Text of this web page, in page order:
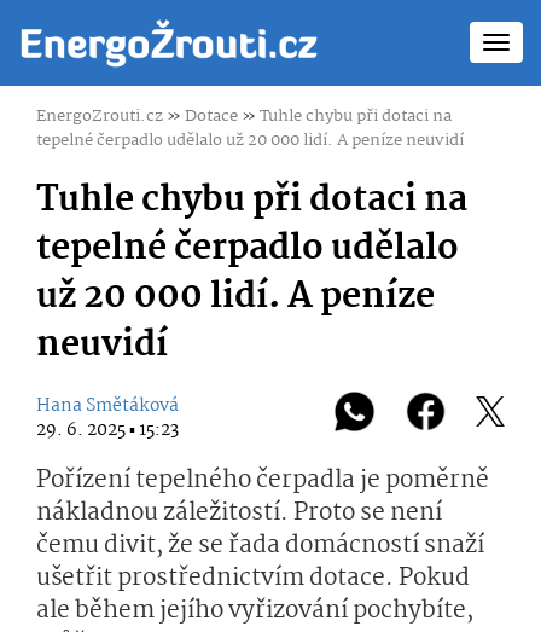
EnergoZrouti.cz»Dotace»Tuhle chybu při dotaci na
tepelné čerpadlo udělalo už 20 000 lidí. A peníze neuvidí
Tuhle chybu při dotaci na
tepelné čerpadlo udělalo
už 20 000 lidí. A peníze
neuvidí
Hana Smětáková
29. 6. 2025 ▪ 15:23
Pořízení tepelného čerpadla je poměrně
nákladnou záležitostí. Proto se není
čemu divit, že se řada domácností snaží
ušetřit prostřednictvím dotace. Pokud
ale během jejího vyřizování pochybíte,